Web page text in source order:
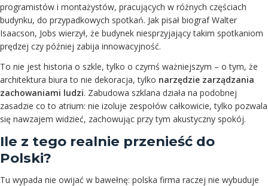
programistów i montażystów, pracujących w różnych częściach
budynku, do przypadkowych spotkań. Jak pisał biograf Walter
Isaacson, Jobs wierzył, że budynek niesprzyjający takim spotkaniom
prędzej czy później zabija innowacyjność.
To nie jest historia o szkle, tylko o czymś ważniejszym – o tym, że
architektura biura to nie dekoracja, tylko narzędzie zarządzania
zachowaniami ludzi. Zabudowa szklana działa na podobnej
zasadzie co to atrium: nie izoluje zespołów całkowicie, tylko pozwala
się nawzajem widzieć, zachowując przy tym akustyczny spokój.
Ile z tego realnie przenieść do
Polski?
Tu wypada nie owijać w bawełnę: polska firma raczej nie wybuduje